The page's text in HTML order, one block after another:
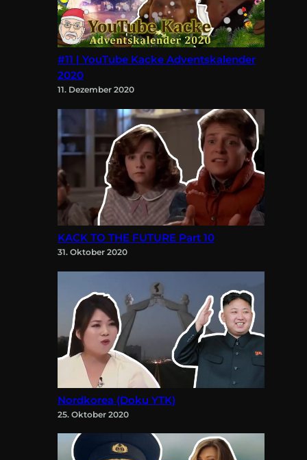
#11 | YouTube Kacke Adventskalender
2020
11. Dezember 2020
KACK TO THE FUTURE Part 10
31. Oktober 2020
Nordkorea (Doku YTK)
25. Oktober 2020